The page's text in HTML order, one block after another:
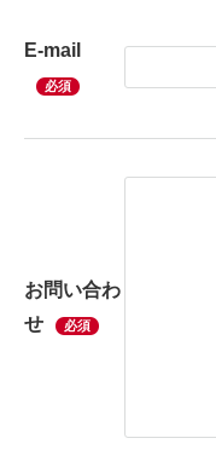
E-mail
必須
お問い合わ
せ
必須